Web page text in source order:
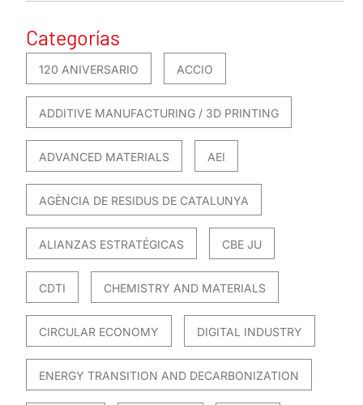
Categorías
120 ANIVERSARIO ACCIO
ADDITIVE MANUFACTURING / 3D PRINTING
ADVANCED MATERIALS AEI
AGÈNCIA DE RESIDUS DE CATALUNYA
ALIANZAS ESTRATÉGICAS CBE JU
CDTI CHEMISTRY AND MATERIALS
CIRCULAR ECONOMY DIGITAL INDUSTRY
ENERGY TRANSITION AND DECARBONIZATION